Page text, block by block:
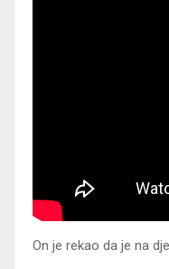
On je rekao da je na